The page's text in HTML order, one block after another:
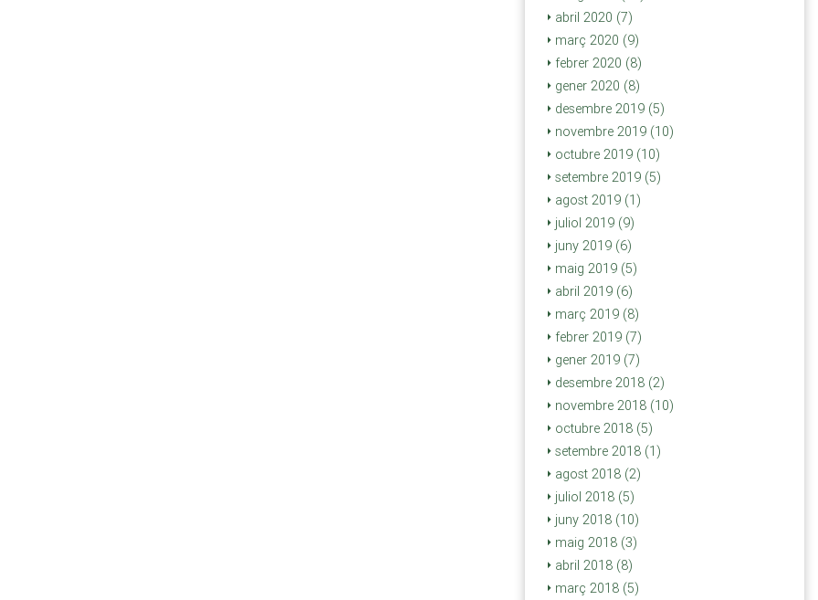
abril 2020 (7)
març 2020 (9)
febrer 2020 (8)
gener 2020 (8)
desembre 2019 (5)
novembre 2019 (10)
octubre 2019 (10)
setembre 2019 (5)
agost 2019 (1)
juliol 2019 (9)
juny 2019 (6)
maig 2019 (5)
abril 2019 (6)
març 2019 (8)
febrer 2019 (7)
gener 2019 (7)
desembre 2018 (2)
novembre 2018 (10)
octubre 2018 (5)
setembre 2018 (1)
agost 2018 (2)
juliol 2018 (5)
juny 2018 (10)
maig 2018 (3)
abril 2018 (8)
març 2018 (5)